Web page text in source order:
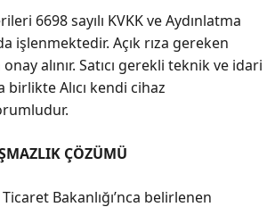
6698 sayılı KVKK ve Aydınlatma
işlenmektedir. Açık rıza gereken
alınır. Satıcı gerekli teknik ve idari
Alıcı kendi cihaz
ÇÖZÜMÜ
Bakanlığı’nca belirlenen